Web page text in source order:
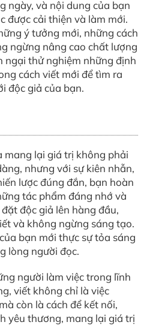
ngày, và nội dung của bạn
được cải thiện và làm mới.
ý tưởng mới, những cách
ngừng nâng cao chất lượng
ngại thử nghiệm những định
cách viết mới để tìm ra
độc giả của bạn.
mang lại giá trị không phải
nhưng với sự kiên nhẫn,
lược đúng đắn, bạn hoàn
tác phẩm đáng nhớ và
độc giả lên hàng đầu,
và không ngừng sáng tạo.
bạn mới thực sự tỏa sáng
lòng người đọc.
người làm việc trong lĩnh
viết không chỉ là việc
còn là cách để kết nối,
yêu thương, mang lại giá trị